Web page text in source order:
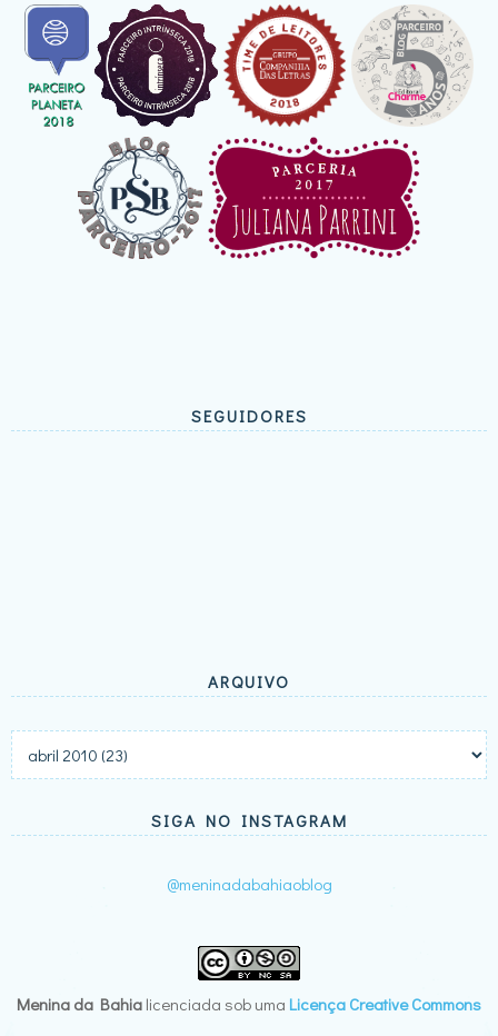
SEGUIDORES
ARQUIVO
SIGA NO INSTAGRAM
@meninadabahiaoblog
Menina da Bahia licenciada sob uma Licença Creative Commons